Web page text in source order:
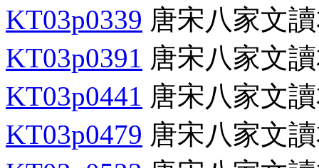
KT03p0339 唐宋八家文
KT03p0391 唐宋八家文
KT03p0441 唐宋八家文
KT03p0479 唐宋八家文